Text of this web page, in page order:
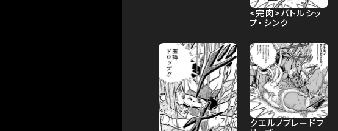
<完肉>バトルシッ
プ・シンク
クエルノブレードフ